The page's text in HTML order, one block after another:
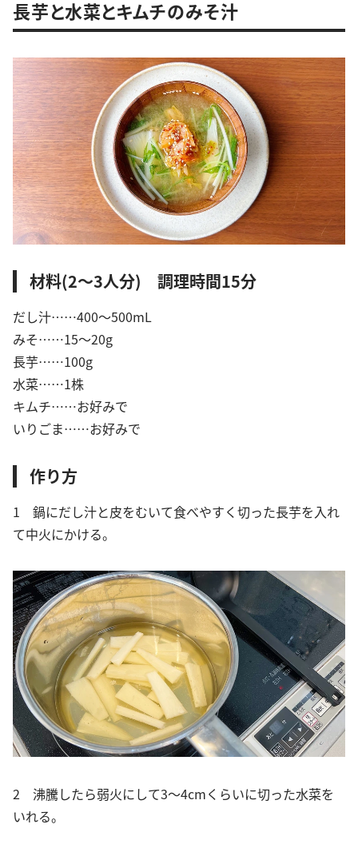
長芋と水菜とキムチのみそ汁
材料(2〜3人分) 調理時間15分
だし汁……400〜500mL
みそ……15〜20g
長芋……100g
水菜……1株
キムチ……お好みで
いりごま……お好みで
作り方
1 鍋にだし汁と皮をむいて食べやすく切った長芋を入れ
て中火にかける。
2 沸騰したら弱火にして3〜4cmくらいに切った水菜を
いれる。